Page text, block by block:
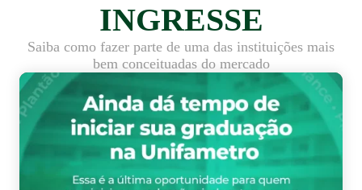
INGRESSE
Saiba como fazer parte de uma das instituições mais
bem conceituadas do mercado